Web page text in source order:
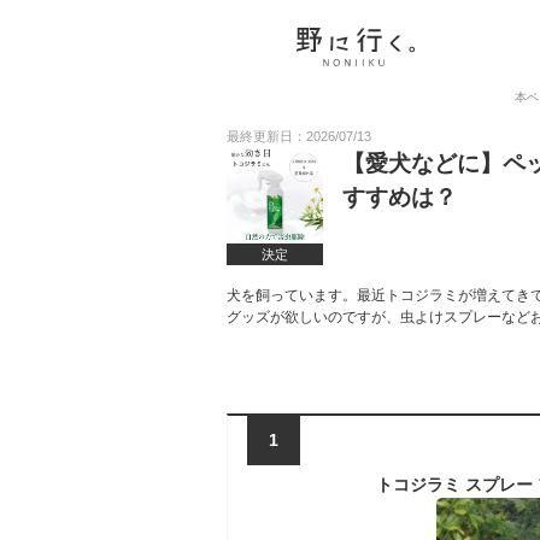
本
最終更新日：2026/07/13
決定
【愛犬などに】
すすめは？
犬を飼っています。最近トコジラミが増えて
グッズが欲しいのですが、虫よけスプレーなど
1